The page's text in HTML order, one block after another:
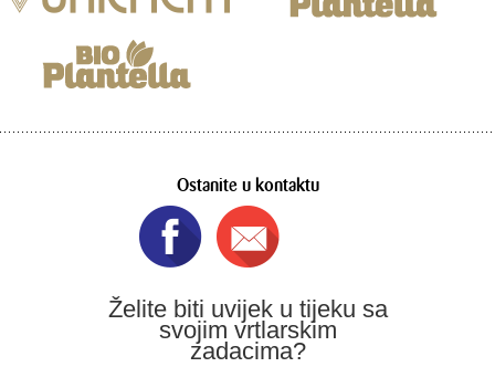
Ostanite u kontaktu
Želite biti uvijek u tijeku sa
svojim vrtlarskim
zadacima?